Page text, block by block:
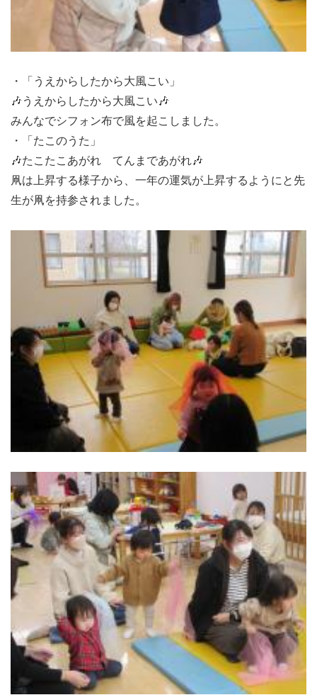
・「うえからしたから大風こい」
🎶うえからしたから大風こい🎶
みんなでシフォン布で風を起こしました。
・「たこのうた」
🎶たこたこあがれ てんまであがれ🎶
凧は上昇する様子から、一年の運気が上昇するようにと先
生が凧を持参されました。